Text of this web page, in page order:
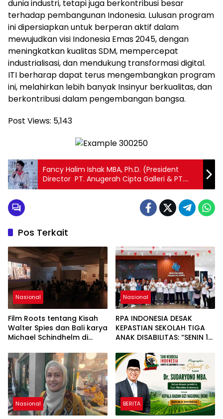
dunia industri, tetapi juga berkontribusi besar
terhadap pembangunan Indonesia. Lulusan program
ini dipersiapkan untuk berperan aktif dalam
mewujudkan visi Indonesia Emas 2045, dengan
meningkatkan kualitas SDM, mempercepat
industrialisasi, dan mendukung transformasi digital.
ITI berharap dapat terus mengembangkan program
ini, melahirkan lebih banyak Insinyur berkualitas, dan
berkontribusi dalam pengembangan bangsa.
Post Views: 5,143
Fancy Halim Ishak MBA, Ph.D. (President
Director PT. Anugerah Cipta Galleri & PT.
Cerarufindo Primandiri: 69 Tahun Berkarya,
Produk Brand “Karang Pilang” Semakin
Inovatif, Berkembang Pesat dan Banyak
Dicari Customer di Seluruh Indonesia
Pos Terkait
Nasional
Film Roots tentang Kisah
Walter Spies dan Bali karya
Michael Schindhelm di
Pujian
Nasional
RPA INDONESIA DESAK
KEPASTIAN SEKOLAH TIGA
ANAK DISABILITAS: “SENIN 10
SUDAH BERSEKOLAH!
Nasional BERITA